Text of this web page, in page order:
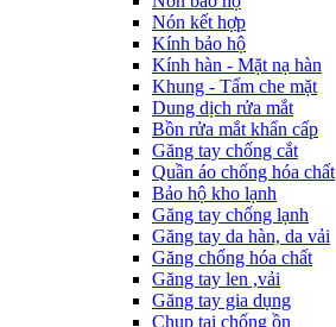
Nón kết hợp
Kính bảo hộ
Kính hàn - Mặt nạ hàn
Khung - Tấm che mặt
Dung dịch rửa mắt
Bồn rửa mắt khẩn cấp
Găng tay chống cắt
Quần áo chống hóa chất
Bảo hộ kho lạnh
Găng tay chống lạnh
Găng tay da hàn, da vải
Găng chống hóa chất
Găng tay len ,vải
Găng tay gia dụng
Chụp tai chống ồn